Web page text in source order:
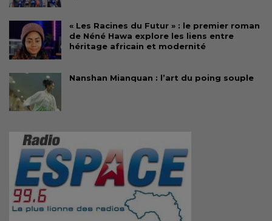
« Les Racines du Futur » : le premier roman
de Néné Hawa explore les liens entre
héritage africain et modernité
Nanshan Mianquan : l’art du poing souple